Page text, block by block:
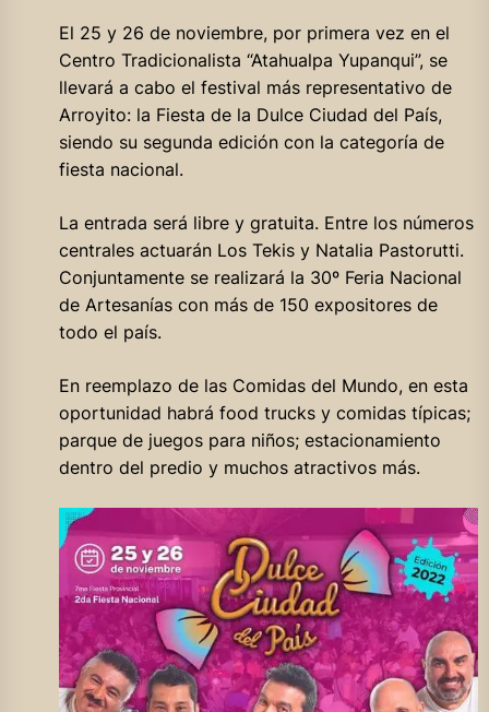
El 25 y 26 de noviembre, por primera vez en el
Centro Tradicionalista “Atahualpa Yupanqui”, se
llevará a cabo el festival más representativo de
Arroyito: la Fiesta de la Dulce Ciudad del País,
siendo su segunda edición con la categoría de
fiesta nacional.
La entrada será libre y gratuita. Entre los números
centrales actuarán Los Tekis y Natalia Pastorutti.
Conjuntamente se realizará la 30º Feria Nacional
de Artesanías con más de 150 expositores de
todo el país.
En reemplazo de las Comidas del Mundo, en esta
oportunidad habrá food trucks y comidas típicas;
parque de juegos para niños; estacionamiento
dentro del predio y muchos atractivos más.